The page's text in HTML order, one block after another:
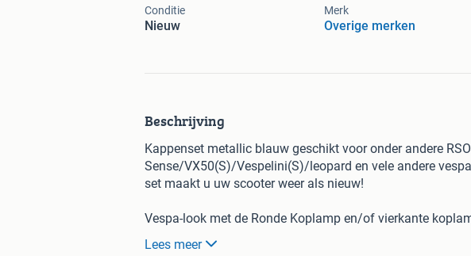
Conditie
Nieuw
Merk
Overige merken
Beschrijving
Kappenset metallic blauw geschikt voor onder andere RSO
Sense/VX50(S)/Vespelini(S)/leopard en vele andere
set maakt u uw scooter weer als nieuw!
Vespa-look met de Ronde Koplamp en/of vierkante
Lees meer